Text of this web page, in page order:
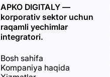
APKO DIGITALY —
korporativ sektor uchun
raqamli yechimlar
integratori.
Bosh sahifa
Kompaniya haqida